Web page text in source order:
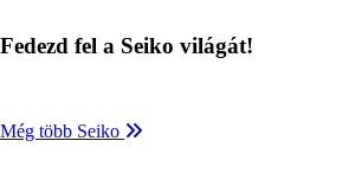
Fedezd fel a Seiko világát!
Még több Seiko